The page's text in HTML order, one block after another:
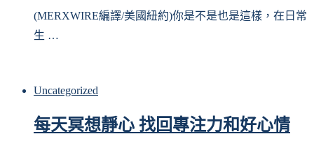
(MERXWIRE編譯/美國紐約)你是不是也是這樣，在日常
生 …
Uncategorized
每天冥想靜心 找回專注力和好心情